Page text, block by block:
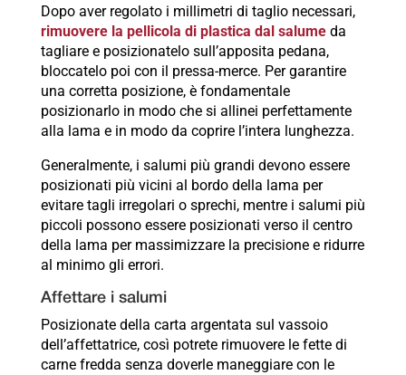
Dopo aver regolato i millimetri di taglio necessari,
rimuovere la pellicola di plastica dal salumeda
tagliare e posizionatelo sull’apposita pedana,
bloccatelo poi con il pressa-merce. Per garantire
una corretta posizione, è fondamentale
posizionarlo in modo che si allinei perfettamente
alla lama e in modo da coprire l’intera lunghezza.
Generalmente, i salumi più grandi devono essere
posizionati più vicini al bordo della lama per
evitare tagli irregolari o sprechi, mentre i salumi più
piccoli possono essere posizionati verso il centro
della lama per massimizzare la precisione e ridurre
al minimo gli errori.
Affettare i salumi
Posizionate della carta argentata sul vassoio
dell’affettatrice, così potrete rimuovere le fette di
carne fredda senza doverle maneggiare con le